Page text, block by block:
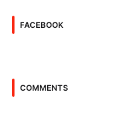
FACEBOOK
COMMENTS